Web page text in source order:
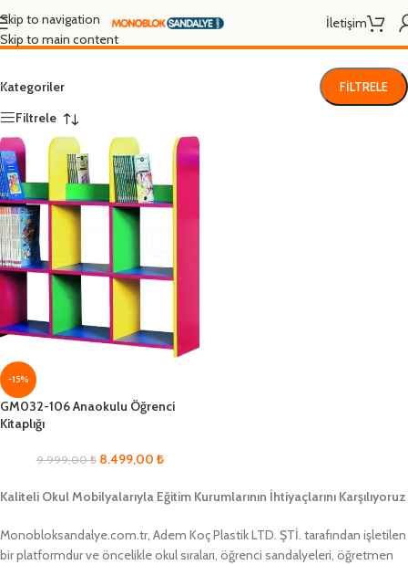
Skip to navigation
Skip to main content
İletişim
anaokulu ürünleri
Kategoriler FILTRELE
Filtrele
-15%
GM032-106 Anaokulu Öğrenci
Kitaplığı
9.999,00₺ 8.499,00 ₺
Kaliteli Okul Mobilyalarıyla Eğitim Kurumlarının İhtiyaçlarını Karşılıyoruz
Monobloksandalye.com.tr, Adem Koç Plastik LTD. ŞTİ. tarafından işletilen
bir platformdur ve öncelikle okul sıraları, öğrenci sandalyeleri, öğretmen